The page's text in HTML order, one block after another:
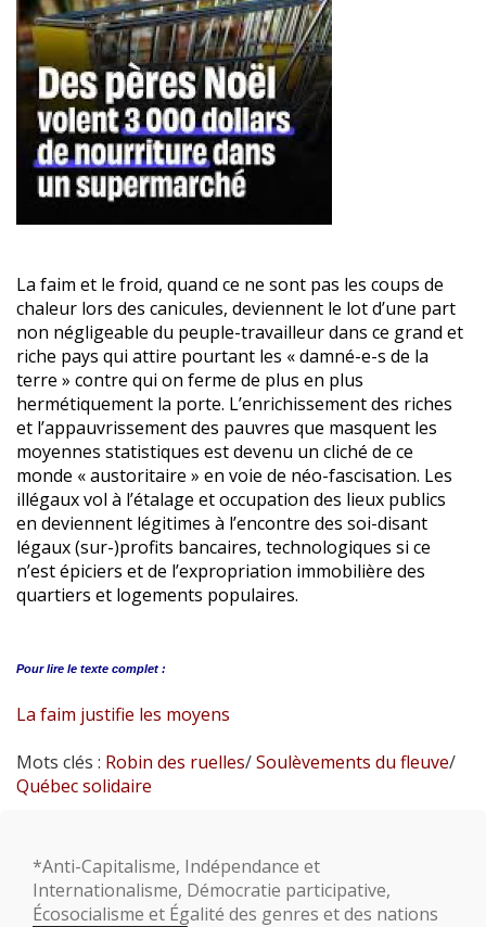
La faim et le froid, quand ce ne sont pas les coups de
chaleur lors des canicules, deviennent le lot d’une part
non négligeable du peuple-travailleur dans ce grand et
riche pays qui attire pourtant les « damné-e-s de la
terre » contre qui on ferme de plus en plus
hermétiquement la porte. L’enrichissement des riches
et l’appauvrissement des pauvres que masquent les
moyennes statistiques est devenu un cliché de ce
monde « austoritaire » en voie de néo-fascisation. Les
illégaux vol à l’étalage et occupation des lieux publics
en deviennent légitimes à l’encontre des soi-disant
légaux (sur-)profits bancaires, technologiques si ce
n’est épiciers et de l’expropriation immobilière des
quartiers et logements populaires.
Pour lire le texte complet :
La faim justifie les moyens
Mots clés : Robin des ruelles/Soulèvements du fleuve/
Québec solidaire
*Anti-Capitalisme, Indépendance et
Internationalisme, Démocratie participative,
Écosocialisme et Égalité des genres et des nations